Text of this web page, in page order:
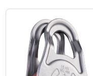
Promjer kotura: 25 mm
Kuglični ležajevi: da
Efikasnost: 91 %
Maksimalno radno
Maksimalna nosivost
Težina: 71 g